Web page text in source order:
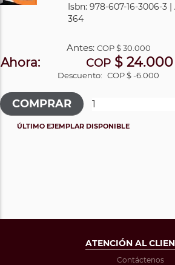
Isbn: 978-607-16-3006-3 |
364
Antes: COP$ 30.000
Ahora: COP $ 24.000
Descuento: COP $ -6.000
ÚLTIMO EJEMPLAR DISPONIBLE
ATENCIÓN AL
Contáctenos